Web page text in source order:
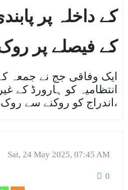
کے داخلہ پر
کے فیصلے پر
ایک وفاقی جج نے جمعہ
انتظامیہ کو ہارورڈ کے
اندراج کو روکنے سے روک دیا،
Sat, 24 May 2025, 07:45 AM
0